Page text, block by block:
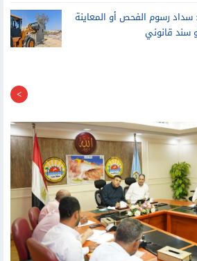
سداد رسوم الفحص أو المعاينة
سند قانوني